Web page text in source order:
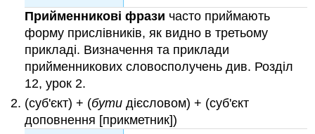
Прийменникові фрази часто приймають
форму прислівників, як видно в третьому
прикладі. Визначення та приклади
прийменникових словосполучень див. Розділ
12, урок 2.
(суб'єкт) + (бути дієсловом) + (суб'єкт
доповнення [прикметник])